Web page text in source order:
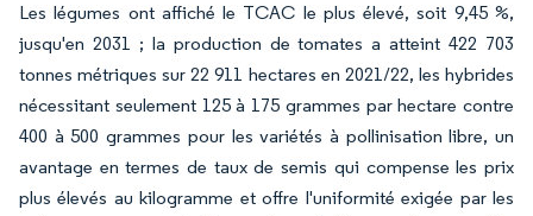
Les légumes ont affiché le TCAC le plus élevé, soit 9,45 %,
jusqu'en 2031 ; la production de tomates a atteint 422 703
tonnes métriques sur 22 911 hectares en 2021/22, les hybrides
nécessitant seulement 125 à 175 grammes par hectare contre
400 à 500 grammes pour les variétés à pollinisation libre, un
avantage en termes de taux de semis qui compense les prix
plus élevés au kilogramme et offre l'uniformité exigée par les